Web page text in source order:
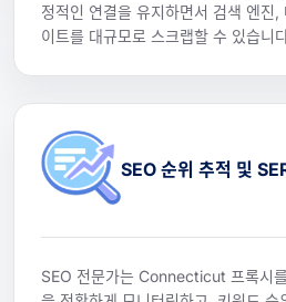
정적인 연결을 유지하면서 검색 엔진
이트를 대규모로 스크랩할 수 있습니
SEO 순위 추적 및
SEO 전문가는 Connecticut 프록시